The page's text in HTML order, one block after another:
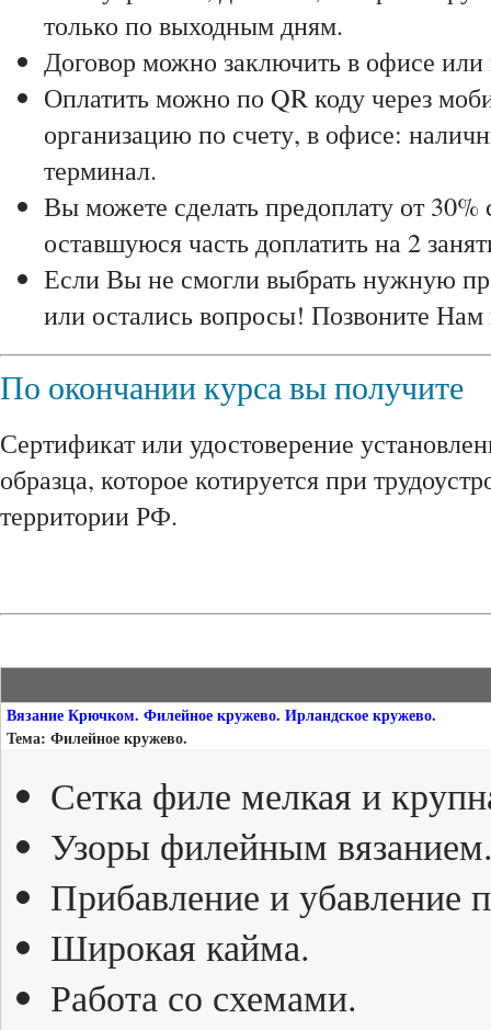
только по выходным дням.
Договор можно заключить в офисе или
Оплатить можно по QR коду через
организацию по счету, в офисе:
терминал.
Вы можете сделать предоплату от 30%
оставшуюся часть доплатить на 2
Если Вы не смогли выбрать нужную
или остались вопросы! Позвоните
По окончании курса вы получите
Сертификат или удостоверение
образца, которое котируется при
территории РФ.
Вязание Крючком. Филейное кружево. Ирландское кружево.
Тема: Филейное кружево.
Сетка филе мелкая и
Узоры филейным
Прибавление и убавление
Широкая кайма.
Работа со схемами.